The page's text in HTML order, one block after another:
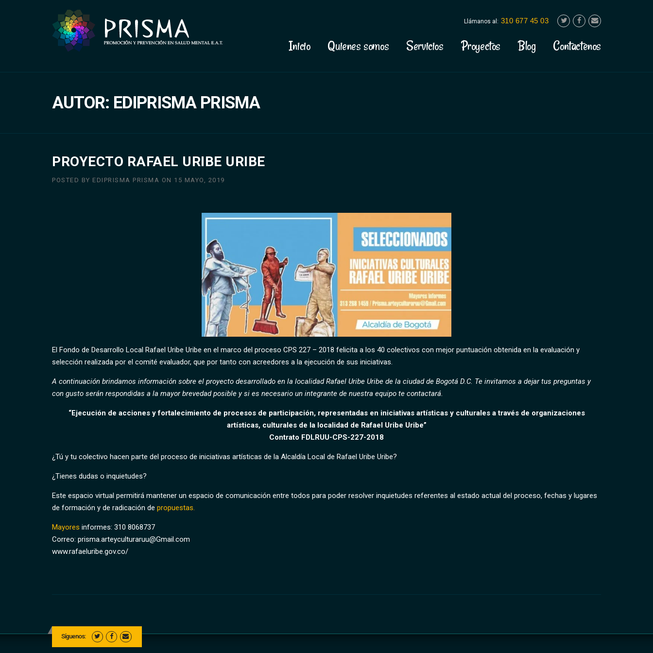
Llámanos al: 310 677 45 03
Inicio Quienes somos Servicios Proyectos Blog Contactenos
AUTOR: EDIPRISMA PRISMA
PROYECTO RAFAEL URIBE URIBE
POSTED BY EDIPRISMA PRISMA ON 15 MAYO, 2019
El Fondo de Desarrollo Local Rafael Uribe Uribe en el marco del proceso CPS 227 – 2018 felicita a los 40 colectivos con mejor puntuación obtenida en la evaluación y
selección realizada por el comité evaluador, que por tanto con acreedores a la ejecución de sus iniciativas.
A continuación brindamos información sobre el proyecto desarrollado en la localidad Rafael Uribe Uribe de la ciudad de Bogotá D.C. Te invitamos a dejar tus preguntas y
con gusto serán respondidas a la mayor brevedad posible y si es necesario un integrante de nuestra equipo te contactará.
“Ejecución de acciones y fortalecimiento de procesos de participación, representadas en iniciativas artísticas y culturales a través de organizaciones
artísticas, culturales de la localidad de Rafael Uribe Uribe”
Contrato FDLRUU-CPS-227-2018
¿Tú y tu colectivo hacen parte del proceso de iniciativas artísticas de la Alcaldía Local de Rafael Uribe Uribe?
¿Tienes dudas o inquietudes?
Este espacio virtual permitirá mantener un espacio de comunicación entre todos para poder resolver inquietudes referentes al estado actual del proceso, fechas y lugares
de formación y de radicación de propuestas.
Mayores informes: 310 8068737
Correo: prisma.arteyculturaruu@Gmail.com
www.rafaeluribe.gov.co/
Síguenos: